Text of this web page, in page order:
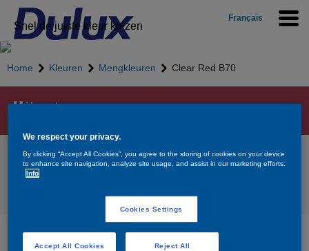
Français
Snel de juiste kleur kiezen
Home Kleuren Mengkleuren Clear Red B70
Vergroten
Clear Red B70
Beschikbare producten voor de kleur Clear Red
We respect your privacy.
By clicking “Accept All Cookies”, you agree to the storing of cookies on your device
to enhance site navigation, analyze site usage, and assist in our marketing efforts.
Info
Cookies Settings
Reject All
Accept All Cookies